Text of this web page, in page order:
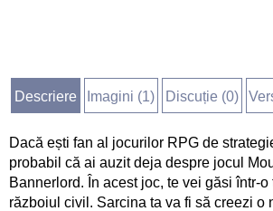
Descriere Imagini (1) Discuție (0)
Dacă ești fan al jocurilor RPG de
probabil că ai auzit deja despre jocul
Bannerlord. În acest joc, te vei găsi într-
războiul civil. Sarcina ta va fi să creezi o